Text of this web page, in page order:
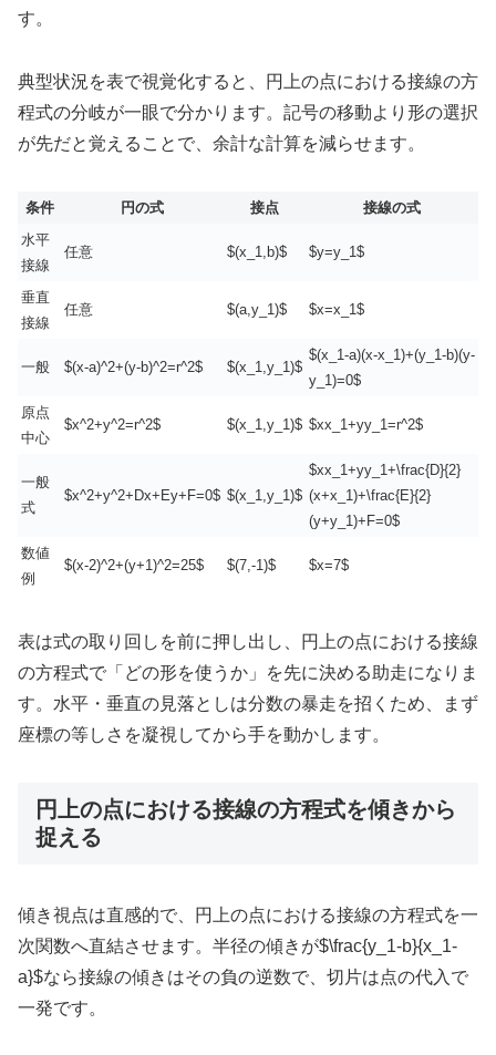
す。
典型状況を表で視覚化すると、円上の点における接線の方
程式の分岐が一眼で分かります。記号の移動より形の選択
が先だと覚えることで、余計な計算を減らせます。
条件 円の式 接点
接線の式
水平
接線
任意 $(x_1,b)$ $y=y_1$
垂直
接線
任意 $(a,y_1)$ $x=x_1$
一般 $(x-a)^2+(y-b)^2=r^2$ $(x_1,y_1)$
$(x_1-a)(x-x_1)+(y_1-b)(y-
y_1)=0$
原点
中心
$x^2+y^2=r^2$ $(x_1,y_1)$ $xx_1+yy_1=r^2$
一般
式
$x^2+y^2+Dx+Ey+F=0$ $(x_1,y_1)$
$xx_1+yy_1+\frac{D}{2}
(x+x_1)+\frac{E}{2}
(y+y_1)+F=0$
数値
例
$(x-2)^2+(y+1)^2=25$ $(7,-1)$ $x=7$
表は式の取り回しを前に押し出し、円上の点における接線
の方程式で「どの形を使うか」を先に決める助走になりま
す。水平・垂直の見落としは分数の暴走を招くため、まず
座標の等しさを凝視してから手を動かします。
円上の点における接線の方程式を傾きから
捉える
傾き視点は直感的で、円上の点における接線の方程式を一
次関数へ直結させます。半径の傾きが$\frac{y_1-b}{x_1-
a}$なら接線の傾きはその負の逆数で、切片は点の代入で
一発です。